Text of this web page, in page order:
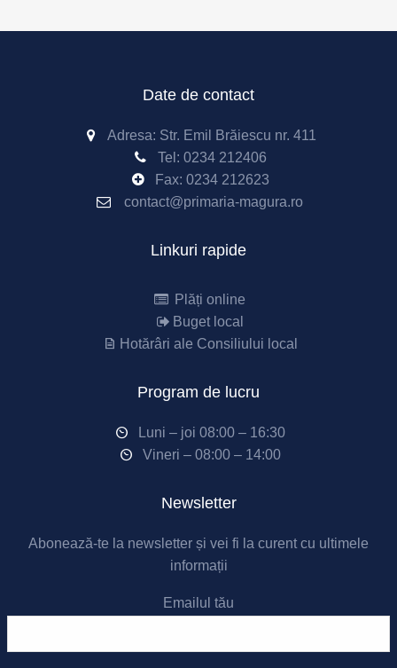
Date de contact
Adresa: Str. Emil Brăiescu nr. 411
Tel: 0234 212406
Fax: 0234 212623
contact@primaria-magura.ro
Linkuri rapide
Plăți online
Buget local
Hotărâri ale Consiliului local
Program de lucru
Luni – joi 08:00 – 16:30
Vineri – 08:00 – 14:00
Newsletter
Abonează-te la newsletter și vei fi la curent cu ultimele
informații
Emailul tău